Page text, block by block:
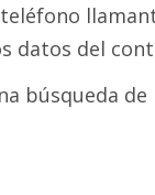
datos del
búsqueda